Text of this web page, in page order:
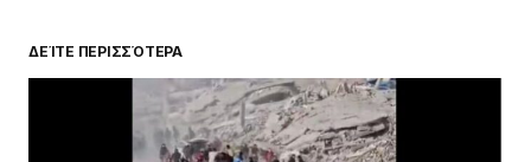
ΔΕΊΤΕ ΠΕΡΙΣΣΌΤΕΡΑ